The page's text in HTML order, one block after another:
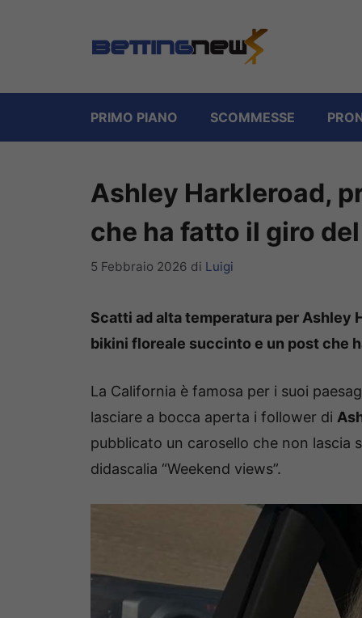
PRIMO PIANO SCOMMESSE
Ashley Harkleroad,
che ha fatto il giro
5 Febbraio 2026 di Luigi
Scatti ad alta temperatura per Ashley
bikini floreale succinto e un post che
La California è famosa per i suoi
lasciare a bocca aperta i follower di
pubblicato un carosello che non lascia
didascalia “Weekend views”.